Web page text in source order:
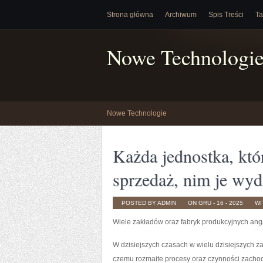
Strona główna Archiwum Spis Treści
Nowe
Nowe Technologie
Każda jednostka,
sprzedaż, nim je
POSTED BY ADMIN ON GRU - 16 - 2025
Wiele zakładów oraz fabryk produkcyjnych
W dzisiejszych czasach w wielu dzisiejszych
czemu rozmaite procesy oraz czynności